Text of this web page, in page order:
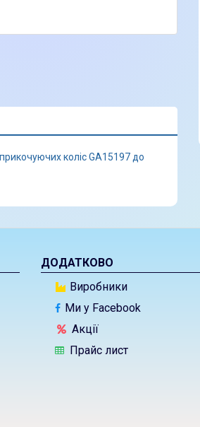
коліс GA15197 до
ДОДАТКОВО
Виробники
Ми у Facebook
Акції
Прайс лист